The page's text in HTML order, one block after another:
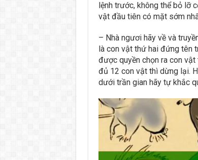
lệnh trước, không thể bỏ lỡ
vật đầu tiên có mặt sớm
– Nhà ngươi hãy về và
là con vật thứ hai đứng tên
được quyền chọn ra con
đủ 12 con vật thì dừng lại.
dưới trần gian hãy tự khắc